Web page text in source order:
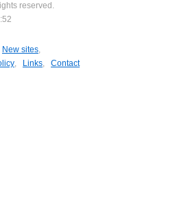
reserved.
New sites,
, Links, Contact